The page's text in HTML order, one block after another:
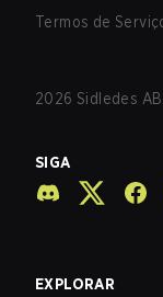
Termos de
2026 Sidledes
SIGA
EXPLORAR